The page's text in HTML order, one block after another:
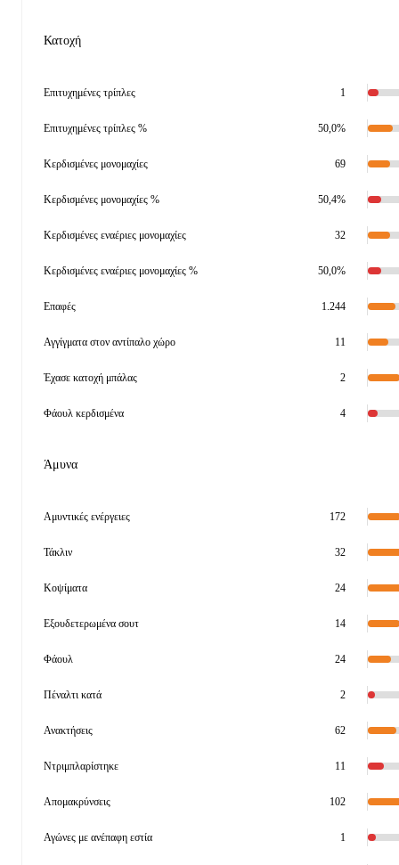
Κατοχή
Επιτυχημένες τρίπλες 1
Επιτυχημένες τρίπλες % 50,0%
Κερδισμένες μονομαχίες 69
Κερδισμένες μονομαχίες % 50,4%
Κερδισμένες εναέριες μονομαχίες 32
Κερδισμένες εναέριες μονομαχίες % 50,0%
Επαφές 1.244
Αγγίγματα στον αντίπαλο χώρο 11
Έχασε κατοχή μπάλας 2
Φάουλ κερδισμένα 4
Άμυνα
Αμυντικές ενέργειες 172
Τάκλιν 32
Κοψίματα 24
Εξουδετερωμένα σουτ 14
Φάουλ 24
Πέναλτι κατά 2
Ανακτήσεις 62
Ντριμπλαρίστηκε 11
Απομακρύνσεις 102
Αγώνες με ανέπαφη εστία 1